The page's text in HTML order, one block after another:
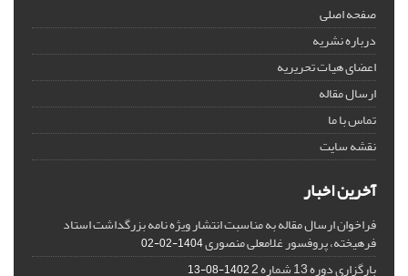
صفحه اصلی
درباره نشریه
اعضای هیات تحریریه
ارسال مقاله
تماس با ما
نقشه سایت
آخرین اخبار
فراخوان ارسال مقاله به مناسبت انتشار ویژه نامه بزرگداشت استاد
فرهیخته، پروفسور غلامعلی منصوری1404-02-02
بارگزاری دوره 13 شماره 2 1402-08-13